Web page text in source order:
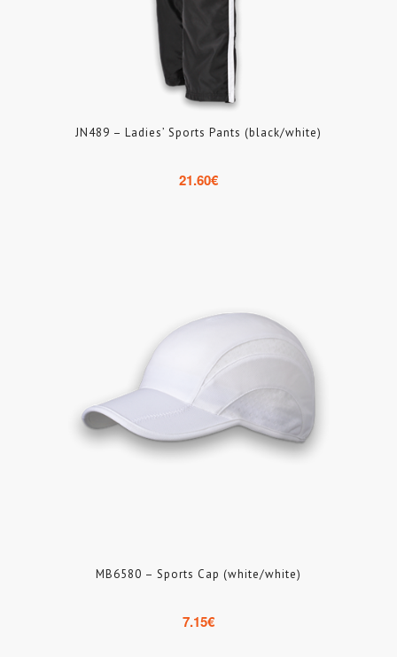
JN489 – Ladies’ Sports Pants (black/white)
21.60€
MB6580 – Sports Cap (white/white)
7.15€